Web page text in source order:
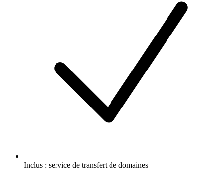
Inclus : service de transfert de domaines